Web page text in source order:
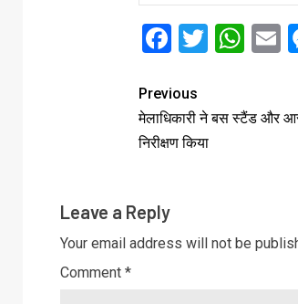
Facebook
Twitter
Previous
मेलाधिकारी ने बस स्टैंड और
निरीक्षण किया
Leave a Reply
Your email address will not be
Comment *